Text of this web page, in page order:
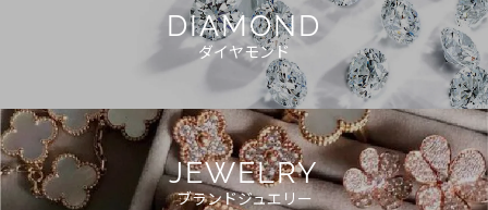
DIAMOND
ダイヤモンド
JEWELRY
ブランドジュエリー